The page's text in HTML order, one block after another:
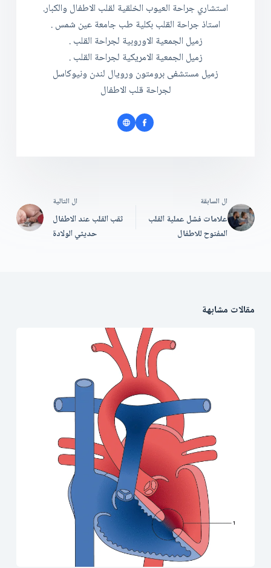
استشاري جراحة العيوب الخلقية لقلب الاطفال والكبار.
استاذ جراحة القلب بكلية طب جامعة عين شمس .
زميل الجمعية الاوروبية لجراحة القلب .
زميل الجمعية الامريكية لجراحة القلب .
زميل مستشفى برومتون ورويال لندن ونيوكاسل
لجراحة قلب الاطفال
ال السابقة
علامات فشل عملية القلب
المفتوح للاطفال
ال التالية
ثقب القلب عند الاطفال
حديثي الولادة
مقالات مشابهة